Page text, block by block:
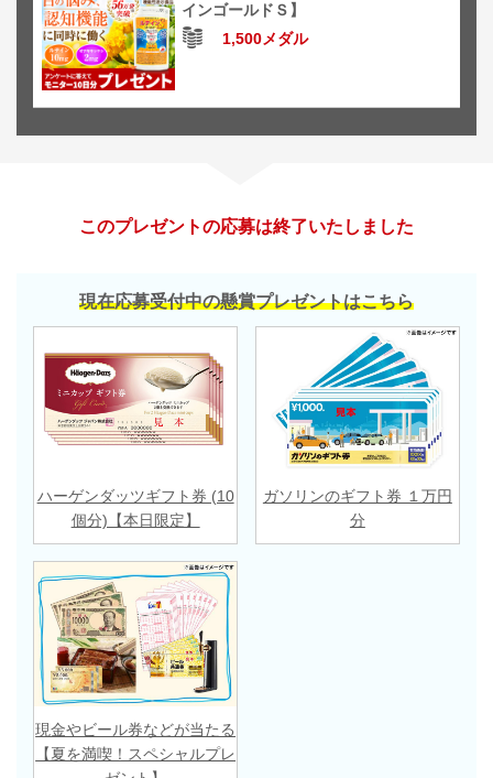
インゴールドＳ】
1,500メダル
このプレゼントの応募は終了いたしました
現在応募受付中の懸賞プレゼントはこちら
ハーゲンダッツギフト券 (10
個分)【本日限定】
ガソリンのギフト券 １万円
分
現金やビール券などが当たる
【夏を満喫！スペシャルプレ